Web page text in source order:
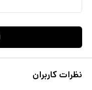
نظرات کاربران